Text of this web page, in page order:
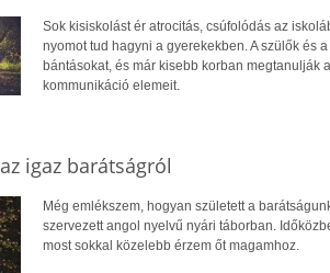
Sok kisiskolást ér atrocitás, csúfolódás az
nyomot tud hagyni a gyerekekben. A szülők és
bántásokat, és már kisebb korban megtanulják
kommunikáció elemeit.
igaz barátságról
Még emlékszem, hogyan született a
szervezett angol nyelvű nyári táborban.
most sokkal közelebb érzem őt magamhoz.